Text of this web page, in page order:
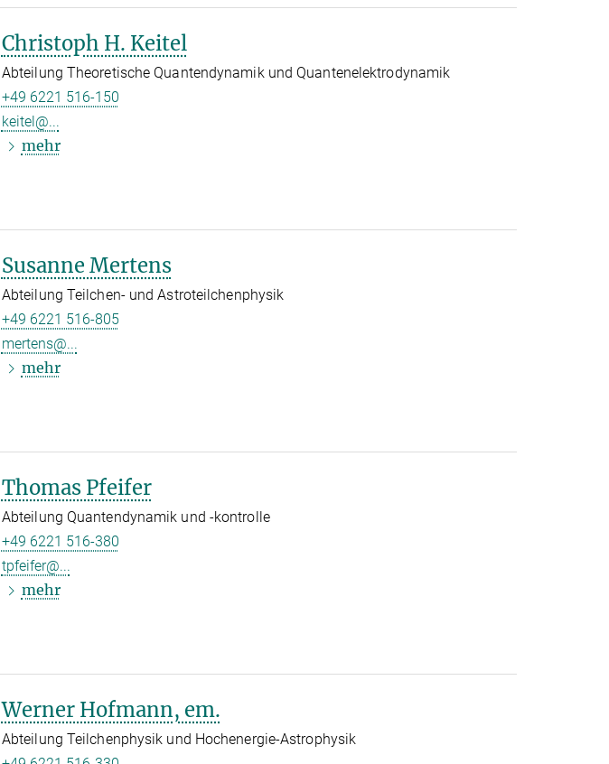
Christoph H. Keitel
Abteilung Theoretische Quantendynamik und Quantenelektrodynamik
+49 6221 516-150
keitel@...
mehr
Susanne Mertens
Abteilung Teilchen- und Astroteilchenphysik
+49 6221 516-805
mertens@...
mehr
Thomas Pfeifer
Abteilung Quantendynamik und -kontrolle
+49 6221 516-380
tpfeifer@...
mehr
Werner Hofmann, em.
Abteilung Teilchenphysik und Hochenergie-Astrophysik